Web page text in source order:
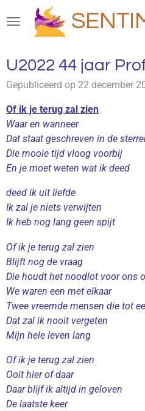
direct
de
hoofdinhoud
U2022 44 jaar
Gepubliceerd op 22 december
Of ik je terug zal zien
Waar en wanneer
Dat staat geschreven in de
Die mooie tijd vloog voorbij
En je moet weten wat ik deed
deed ik uit liefde
Ik zal je niets verwijten
Ik heb nog lang geen spijt
Of ik je terug zal zien
Blijft nog de vraag
Die houdt het noodlot voor ons
We waren een met elkaar
Twee vreemde mensen die tot
Dat zal ik nooit vergeten
Mijn hele leven lang
Of ik je terug zal zien
Ooit hier of daar
Daar blijf ik altijd in geloven
De laatste keer